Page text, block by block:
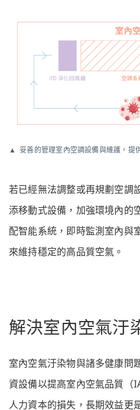
妥善的管理室內空調設備與維護，提
若已經無法調整或再規劃空調
添移動式設備，加強環境內的
配智能系統，即時監測室內與
來維持穩定的高品質空氣。
解決室內空氣汙
室內空氣汙染物與諸多健康問
資設備以提高室內空氣品質（
人力資本的損失，長期效益更